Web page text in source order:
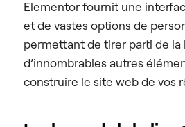
Elementor fournit une
et de vastes options de
permettant de tirer parti de la
d’innombrables autres
construire le site web de vos